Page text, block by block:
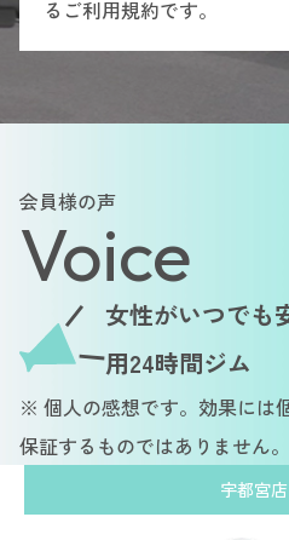
るご利用規約です。
会員様の声
Voice
女性がいつでも
用24時間ジム
※ 個人の感想です。効果には
保証するものではありません。
宇都宮店